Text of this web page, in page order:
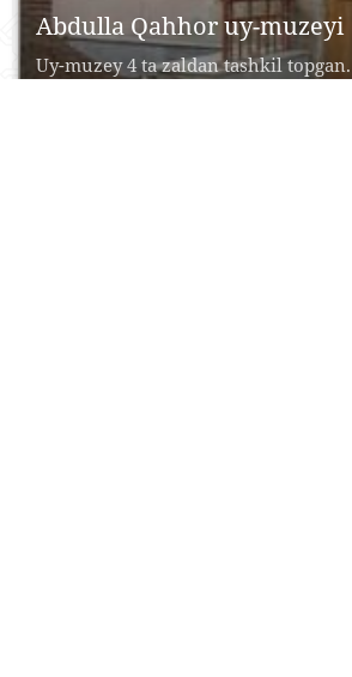
Abdulla Qahhor uy-muzeyi
Uy-muzey 4 ta zaldan tashkil